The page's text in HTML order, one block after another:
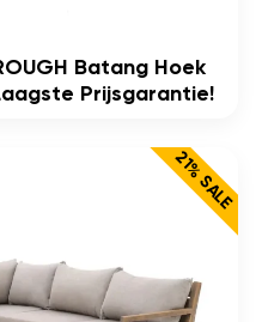
Batang Hoek
Prijsgarantie!
21% SALE